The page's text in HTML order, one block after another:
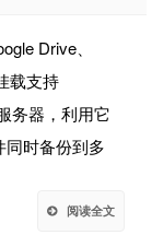
Drive、
载支持
务器，利用它
时备份到多
阅读全文